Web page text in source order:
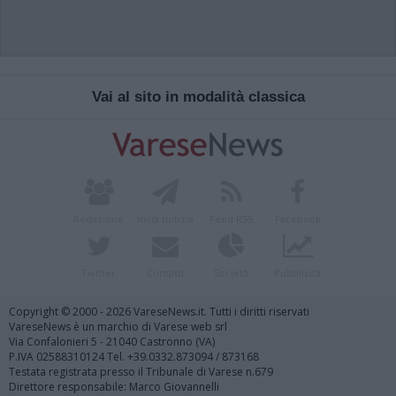
Vai al sito in modalità classica
Copyright © 2000 - 2026 VareseNews.it. Tutti i diritti riservati
VareseNews è un marchio di Varese web srl
Via Confalonieri 5 - 21040 Castronno (VA)
P.IVA 02588310124 Tel. +39.0332.873094 / 873168
Testata registrata presso il Tribunale di Varese n.679
Direttore responsabile: Marco Giovannelli